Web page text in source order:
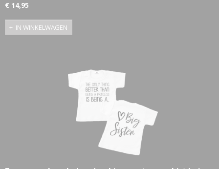
€ 14,95
IN WINKELWAGEN